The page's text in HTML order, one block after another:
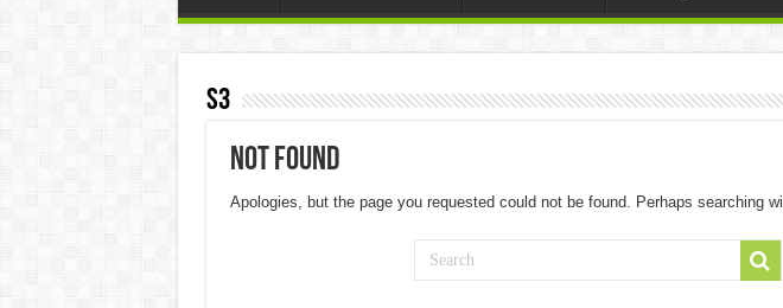
S3
Not Found
Apologies, but the page you requested could not be found. Perhaps searching